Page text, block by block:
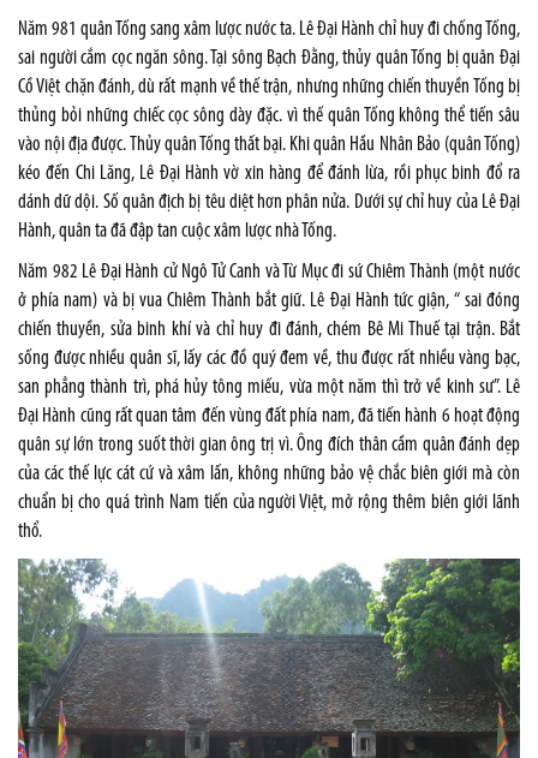
Năm 981 quân Tống sang xâm lược nước ta. Lê Đại Hành chỉ huy đi chống Tống,
sai người cắm cọc ngăn sông. Tại sông Bạch Đằng, thủy quân Tống bị quân Đại
Cồ Việt chặn đánh, dù rất mạnh về thế trận, nhưng những chiến thuyền Tống bị
thủng bỏi những chiếc cọc sông dày đặc. vì thế quân Tống không thể tiến sâu
vào nội địa được. Thủy quân Tống thất bại. Khi quân Hầu Nhân Bảo (quân Tống)
kéo đến Chi Lăng, Lê Đại Hành vờ xin hàng để đánh lừa, rồi phục binh đổ ra
dánh dữ dội. Số quân địch bị têu diệt hơn phân nửa. Dưới sự chỉ huy của Lê Đại
Hành, quân ta đã đập tan cuộc xâm lược nhà Tống.
Năm 982 Lê Đại Hành cử Ngô Tử Canh và Từ Mục đi sứ Chiêm Thành (một nước
ở phía nam) và bị vua Chiêm Thành bắt giữ. Lê Đại Hành tức giận, “ sai đóng
chiến thuyền, sửa binh khí và chỉ huy đi đánh, chém Bê Mi Thuế tại trận. Bắt
sống được nhiều quân sĩ, lấy các đồ quý đem về, thu được rất nhiều vàng bạc,
san phẳng thành trì, phá hủy tông miếu, vừa một năm thì trở về kinh sư”. Lê
Đại Hành cũng rất quan tâm đến vùng đất phía nam, đã tiến hành 6 hoạt động
quân sự lớn trong suốt thời gian ông trị vì. Ông đích thân cầm quân đánh dẹp
của các thế lực cát cứ và xâm lấn, không những bảo vệ chắc biên giới mà còn
chuẩn bị cho quá trình Nam tiến của người Việt, mở rộng thêm biên giới lãnh
thổ.